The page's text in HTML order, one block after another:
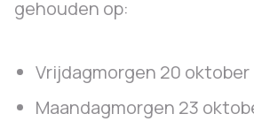
gehouden op:
Vrijdagmorgen 20 oktober
Maandagmorgen 23